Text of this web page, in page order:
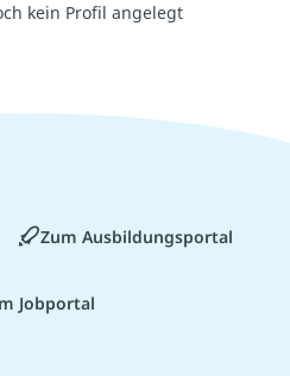
kein Profil angelegt
Zum Ausbildungsportal
Jobportal